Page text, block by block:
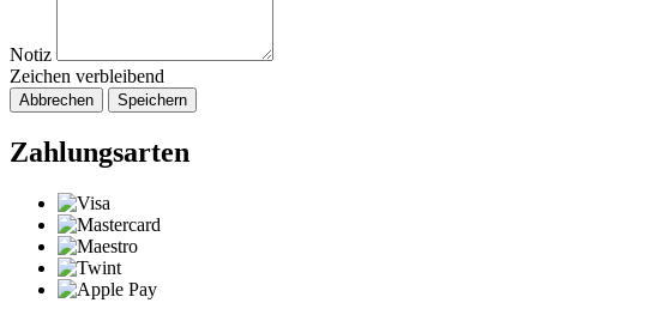
Notiz
Zeichen verbleibend
Abbrechen Speichern
Zahlungsarten